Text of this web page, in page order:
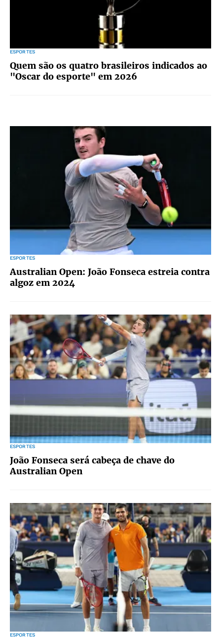
ESPORTES
Quem são os quatro brasileiros indicados ao
"Oscar do esporte" em 2026
ESPORTES
Australian Open: João Fonseca estreia contra
algoz em 2024
ESPORTES
João Fonseca será cabeça de chave do
Australian Open
ESPORTES